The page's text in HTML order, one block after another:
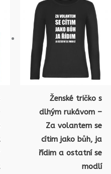
Ženské tričko s
dlhým rukávom –
Za volantem se
cítim jako bůh, ja
řídim a ostatní se
modlí